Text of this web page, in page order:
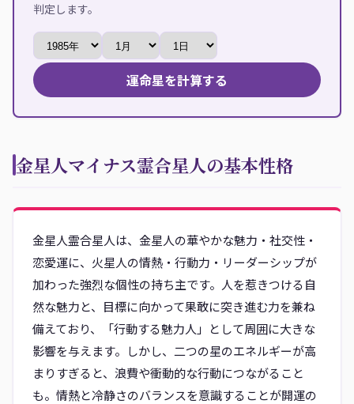
判定します。
運命星を計算する
金星人マイナス霊合星人の基本性格
金星人霊合星人は、金星人の華やかな魅力・社交性・
恋愛運に、火星人の情熱・行動力・リーダーシップが
加わった強烈な個性の持ち主です。人を惹きつける自
然な魅力と、目標に向かって果敢に突き進む力を兼ね
備えており、「行動する魅力人」として周囲に大きな
影響を与えます。しかし、二つの星のエネルギーが高
まりすぎると、浪費や衝動的な行動につながること
も。情熱と冷静さのバランスを意識することが開運の